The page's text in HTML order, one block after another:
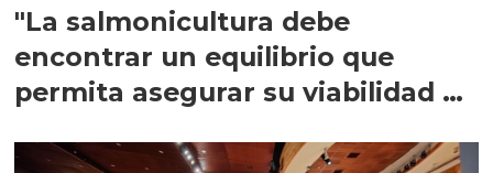
"La salmonicultura debe
encontrar un equilibrio que
permita asegurar su viabilidad de